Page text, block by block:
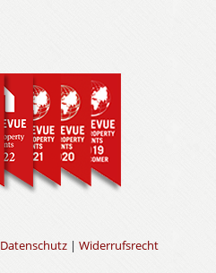
Datenschutz| Widerrufsrecht